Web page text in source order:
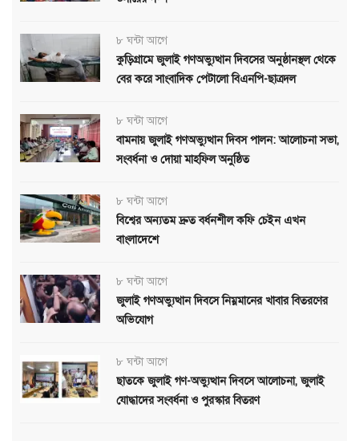
৮ ঘন্টা আগে
কুড়িগ্রামে জুলাই গণঅভ্যুত্থান দিবসের অনুষ্ঠানস্থল থেকে
বের করে সাংবাদিক পেটালো বিএনপি-ছাত্রদল
৮ ঘন্টা আগে
বামনায় জুলাই গণঅভ্যুত্থান দিবস পালন: আলোচনা সভা,
সংবর্ধনা ও দোয়া মাহফিল অনুষ্ঠিত
৮ ঘন্টা আগে
বিশ্বের অন্যতম দ্রুত বর্ধনশীল কফি চেইন এখন
বাংলাদেশে
৮ ঘন্টা আগে
জুলাই গণঅভ্যুত্থান দিবসে নিম্নমানের খাবার বিতরণের
অভিযোগ
৮ ঘন্টা আগে
ছাতকে জুলাই গণ-অভ্যুত্থান দিবসে আলোচনা, জুলাই
যোদ্ধাদের সংবর্ধনা ও পুরস্কার বিতরণ